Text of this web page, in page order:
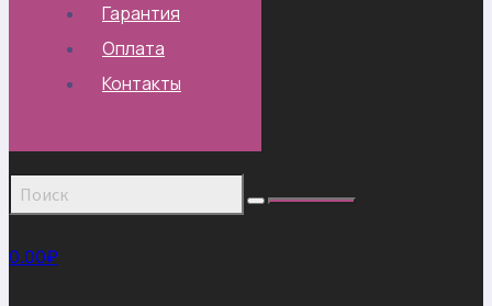
Гарантия
Оплата
Контакты
0.00₽